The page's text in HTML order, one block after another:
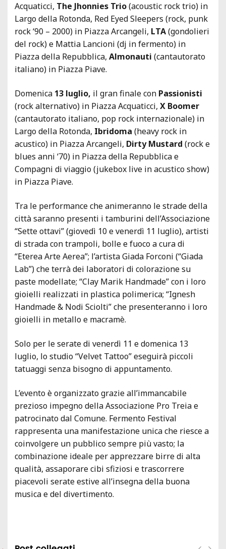
Acquaticci, The Jhonnies Trio(acoustic rock trio) in
Largo della Rotonda, Red Eyed Sleepers (rock, punk
rock ‘90 – 2000) in Piazza Arcangeli, LTA(gondolieri
del rock) e Mattia Lancioni (dj in fermento) in
Piazza della Repubblica, Almonauti (cantautorato
italiano) in Piazza Piave.
Domenica 13 luglio, il gran finale con Passionisti
(rock alternativo) in Piazza Acquaticci, X Boomer
(cantautorato italiano, pop rock internazionale) in
Largo della Rotonda, Ibridoma (heavy rock in
acustico) in Piazza Arcangeli, Dirty Mustard (rock e
blues anni ‘70) in Piazza della Repubblica e
Compagni di viaggio (jukebox live in acustico show)
in Piazza Piave.
Tra le performance che animeranno le strade della
città saranno presenti i tamburini dell’Associazione
“Sette ottavi” (giovedì 10 e venerdì 11 luglio), artisti
di strada con trampoli, bolle e fuoco a cura di
“Eterea Arte Aerea”; l’artista Giada Forconi (“Giada
Lab”) che terrà dei laboratori di colorazione su
paste modellate; “Clay Marik Handmade” con i loro
gioielli realizzati in plastica polimerica; “Ignesh
Handmade & Nodi Sciolti” che presenteranno i loro
gioielli in metallo e macramè.
Solo per le serate di venerdì 11 e domenica 13
luglio, lo studio “Velvet Tattoo” eseguirà piccoli
tatuaggi senza bisogno di appuntamento.
L’evento è organizzato grazie all’immancabile
prezioso impegno della Associazione Pro Treia e
patrocinato dal Comune. Fermento Festival
rappresenta una manifestazione unica che riesce a
coinvolgere un pubblico sempre più vasto; la
combinazione ideale per apprezzare birre di alta
qualità, assaporare cibi sfiziosi e trascorrere
piacevoli serate estive all’insegna della buona
musica e del divertimento.